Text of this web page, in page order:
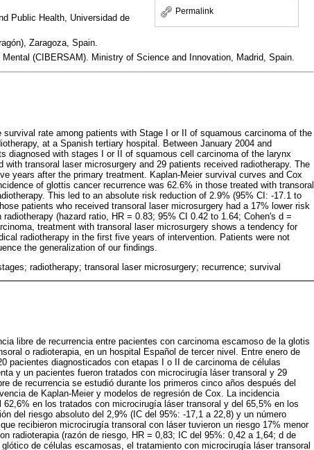
Permalink
Public Health, Universidad de
Zaragoza, Spain.
(CIBERSAM). Ministry of Science and Innovation, Madrid, Spain.
rate among patients with Stage I or II of squamous carcinoma of the
at a Spanish tertiary hospital. Between January 2004 and
diagnosed with stages I or II of squamous cell carcinoma of the larynx
transoral laser microsurgery and 29 patients received radiotherapy. The
years after the primary treatment. Kaplan-Meier survival curves and Cox
of glottis cancer recurrence was 62.6% in those treated with transoral
This led to an absolute risk reduction of 2.9% (95% CI: -17.1 to
patients who received transoral laser microsurgery had a 17% lower risk
(hazard ratio, HR = 0.83; 95% CI 0.42 to 1.64; Cohen's d =
treatment with transoral laser microsurgery shows a tendency for
radiotherapy in the first five years of intervention. Patients were not
the generalization of our findings.
radiotherapy; transoral laser microsurgery; recurrence; survival
libre de recurrencia entre pacientes con carcinoma escamoso de la glotis
o radioterapia, en un hospital Español de tercer nivel. Entre enero de
pacientes diagnosticados con etapas I o II de carcinoma de células
y un pacientes fueron tratados con microcirugía láser transoral y 29
de recurrencia se estudió durante los primeros cinco años después del
de Kaplan-Meier y modelos de regresión de Cox. La incidencia
en los tratados con microcirugía láser transoral y del 65,5% en los
del riesgo absoluto del 2,9% (IC del 95%: -17,1 a 22,8) y un número
recibieron microcirugía transoral con láser tuvieron un riesgo 17% menor
radioterapia (razón de riesgo, HR = 0,83; IC del 95%: 0,42 a 1,64; d de
de células escamosas, el tratamiento con microcirugía láser transoral